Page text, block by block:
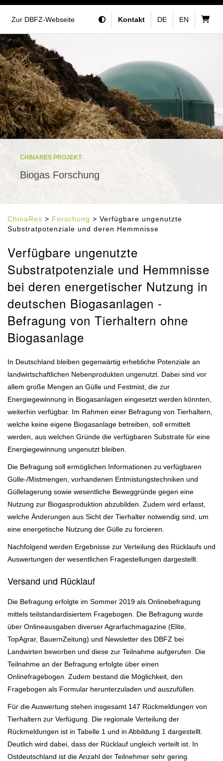
Zur DBFZ-Webseite Kontakt DE EN
CHINARES PROJEKT
Biogas Forschung
ChinaRes > Forschung > Verfügbare ungenutzte
Substratpotenziale und deren Hemmnisse
Verfügbare ungenutzte
Substratpotenziale und Hemmnisse
bei deren energetischer Nutzung in
deutschen Biogasanlagen -
Befragung von Tierhaltern ohne
Biogasanlage
In Deutschland bleiben gegenwärtig erhebliche Potenziale an
landwirtschaftlichen Nebenprodukten ungenutzt. Dabei sind vor
allem große Mengen an Gülle und Festmist, die zur
Energiegewinnung in Biogasanlagen eingesetzt werden könnten,
weiterhin verfügbar. Im Rahmen einer Befragung von Tierhaltern,
welche keine eigene Biogasanlage betreiben, soll ermittelt
werden, aus welchen Gründe die verfügbaren Substrate für eine
Energiegewinnung ungenutzt bleiben.
Die Befragung soll ermöglichen Informationen zu verfügbaren
Gülle-/Mistmengen, vorhandenen Entmistungstechniken und
Güllelagerung sowie wesentliche Beweggründe gegen eine
Nutzung zur Biogasproduktion abzubilden. Zudem wird erfasst,
welche Änderungen aus Sicht der Tierhalter notwendig sind, um
eine energetische Nutzung der Gülle zu forcieren.
Nachfolgend werden Ergebnisse zur Verteilung des Rücklaufs und
Auswertungen der wesentlichen Fragestellungen dargestellt.
Versand und Rücklauf
Die Befragung erfolgte im Sommer 2019 als Onlinebefragung
mittels teilstandardisiertem Fragebogen. Die Befragung wurde
über Onlineausgaben diverser Agrarfachmagazine (Elite,
TopAgrar, BauernZeitung) und Newsletter des DBFZ bei
Landwirten beworben und diese zur Teilnahme aufgerufen. Die
Teilnahme an der Befragung erfolgte über einen
Onlinefragebogen. Zudem bestand die Möglichkeit, den
Fragebogen als Formular herunterzuladen und auszufüllen.
Für die Auswertung stehen insgesamt 147 Rückmeldungen von
Tierhaltern zur Verfügung. Die regionale Verteilung der
Rückmeldungen ist in Tabelle 1 und in Abbildung 1 dargestellt.
Deutlich wird dabei, dass der Rücklauf ungleich verteilt ist. In
Ostdeutschland ist die Anzahl der Teilnehmer sehr gering.